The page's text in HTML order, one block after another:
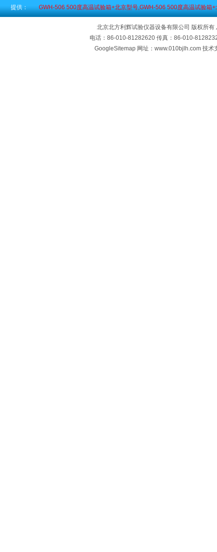
提供： GWH-506 500度高温试验箱+北京型号,GWH-506 500度高温试验箱
北京北方利辉试验仪器设备有限公司 版权所有
电话：86-010-81282620 传真：86-010-
GoogleSitemap 网址：www.010bjlh.com 技